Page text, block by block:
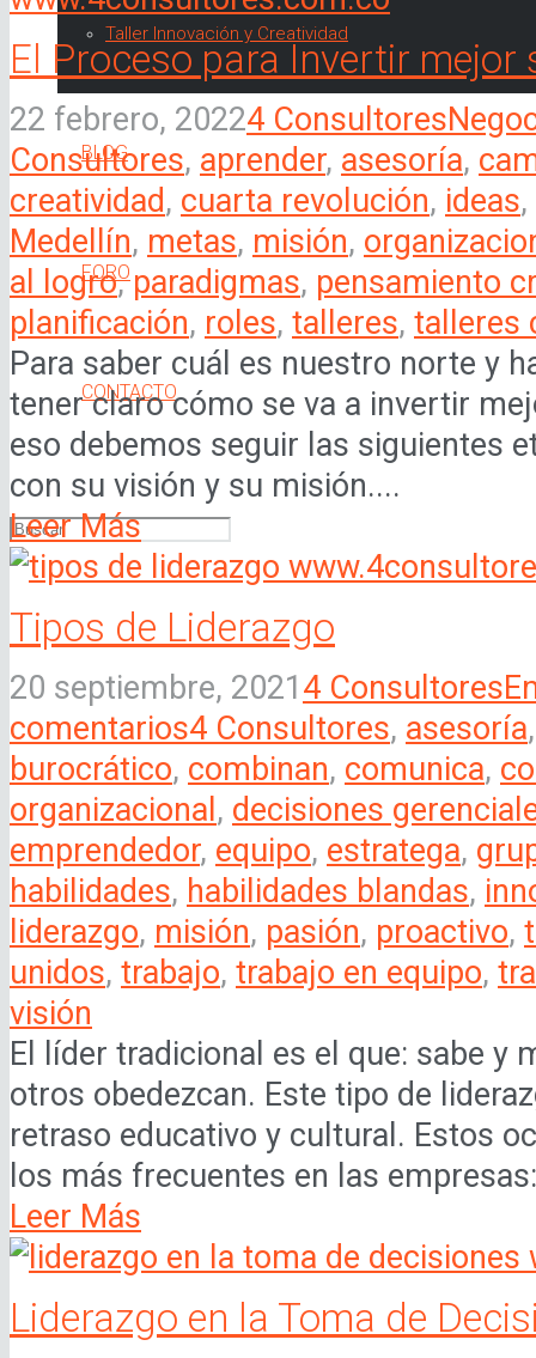
Taller Innovación y Creatividad
BLOG
FORO
CONTACTO
El Proceso para Invertir mejor
22 febrero, 20224 Consultores
Consultores, aprender, asesoría,
creatividad, cuarta revolución, ideas,
Medellín, metas, misión,
al logro,paradigmas, pensamiento
planificación, roles, talleres, talleres
Para saber cuál es nuestro norte y
tener claro cómo se va a invertir
eso debemos seguir las siguientes
con su visión y su misión....
Leer Más
Tipos de Liderazgo
20 septiembre, 2021 4 Consultores
comentarios4 Consultores, asesoría
burocrático, combinan, comunica,
organizacional , decisiones
emprendedor, equipo, estratega,
habilidades, habilidades blandas,
liderazgo, misión, pasión, proactivo,
unidos, trabajo, trabajo en equipo,
visión
El líder tradicional es el que: sabe y
otros obedezcan. Este tipo de
retraso educativo y cultural. Estos
los más frecuentes en las
Leer Más
Liderazgo en la Toma de